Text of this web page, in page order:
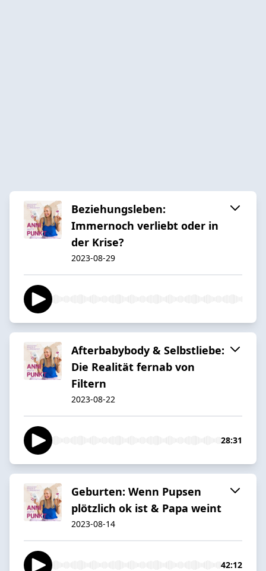
Beziehungsleben:
Immernoch verliebt oder in
der Krise?
2023-08-29
Afterbabybody & Selbstliebe:
Die Realität fernab von
Filtern
2023-08-22
28:31
Geburten: Wenn Pupsen
plötzlich ok ist & Papa weint
2023-08-14
42:12